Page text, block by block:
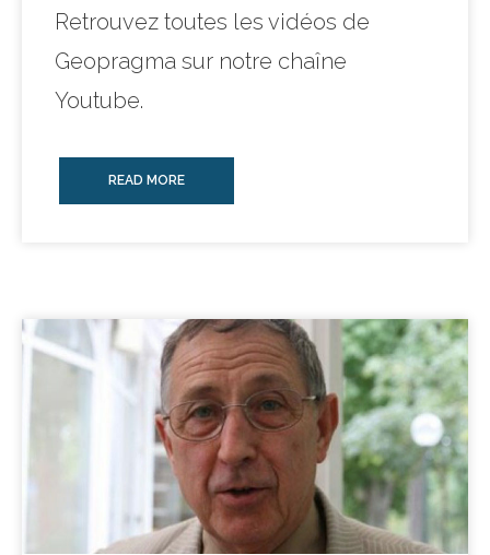
Retrouvez toutes les vidéos de
Geopragma sur notre chaîne
Youtube.
READ MORE